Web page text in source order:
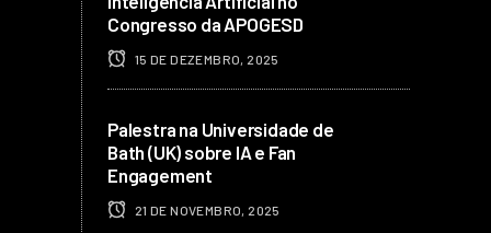
Congresso da APOGESD
15 DE DEZEMBRO, 2025
Palestra na Universidade de
Bath (UK) sobre IA e Fan
Engagement
21 DE NOVEMBRO, 2025